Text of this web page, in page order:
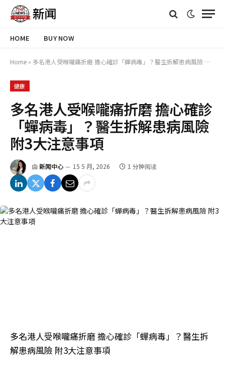
HOME BUY NOW
Home » 多名港人受喉嚨痛折磨 擔心確診「蟬病毒」？醫生拆解患病風險 附3大注意事項
健康
多名港人受喉嚨痛折磨 擔心確診
「蟬病毒」？醫生拆解患病風險
附3大注意事項
由 新闻中心 15 5 月, 2026 1 分钟阅读
多名港人受喉嚨痛折磨 擔心確診「蟬病毒」？醫生拆
解患病風險 附3大注意事項